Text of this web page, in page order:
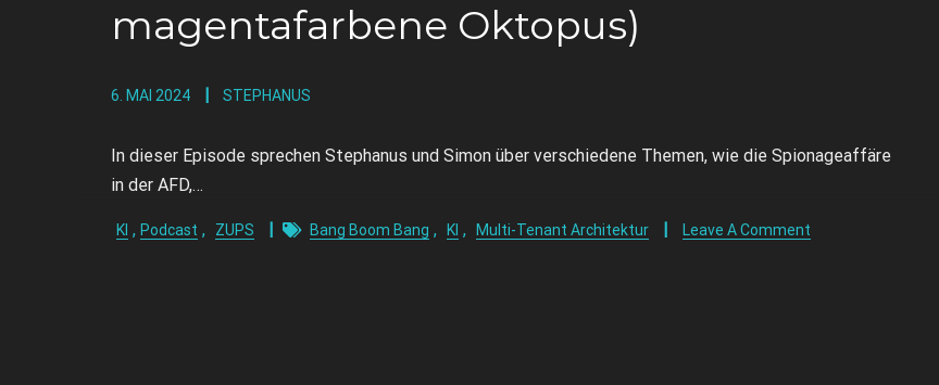
magentafarbene Oktopus)
6. MAI 2024 STEPHANUS
In dieser Episode sprechen Stephanus und Simon über verschiedene Themen, wie die Spionageaffäre
in der AFD,…
KI , Podcast , ZUPS Bang Boom Bang , KI , Multi-Tenant Architektur Leave A Comment